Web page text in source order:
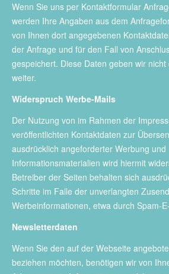
Wenn Sie uns per Kontaktformular
werden Ihre Angaben aus dem
von Ihnen dort angegebenen
der Anfrage und für den Fall von
gespeichert. Diese Daten geben wir
weiter.
Widerspruch Werbe-Mails
Der Nutzung von im Rahmen der
veröffentlichten Kontaktdaten zur
ausdrücklich angeforderter Werbung und
Informationsmaterialien wird hiermit
Betreiber der Seiten behalten sich
Schritte im Falle der unverlangten
Werbeinformationen, etwa durch Spam-
Newsletterdaten
Wenn Sie den auf der Webseite
beziehen möchten, benötigen wir von